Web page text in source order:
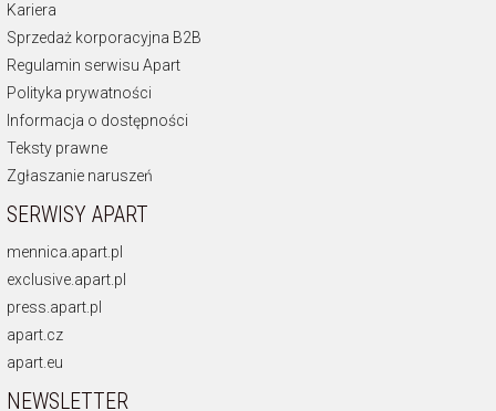
Kariera
Sprzedaż korporacyjna B2B
Regulamin serwisu Apart
Polityka prywatności
Informacja o dostępności
Teksty prawne
Zgłaszanie naruszeń
SERWISY APART
mennica.apart.pl
exclusive.apart.pl
press.apart.pl
apart.cz
apart.eu
NEWSLETTER